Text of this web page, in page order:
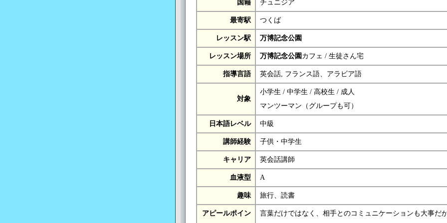
国籍 チュニジア
最寄駅 つくば
レッスン駅 万博記念公園
レッスン場所 万博記念公園 カフェ / 生徒さん宅
指導言語 英会話, フランス語、アラビア語
対象
小学生 / 中学生 / 高校生 / 成人
マンツーマン（グループも可）
日本語レベル 中級
講師経験 子供・中学生
キャリア 英会話講師
血液型 A
趣味 旅行、読書
アピールポイン 言葉だけではなく、相手とのコミュニケーションも大事だ